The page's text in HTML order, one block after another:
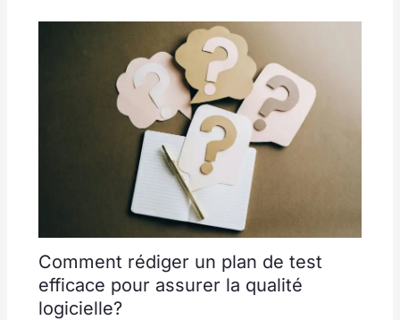
Comment rédiger un plan de test
efficace pour assurer la qualité
logicielle?